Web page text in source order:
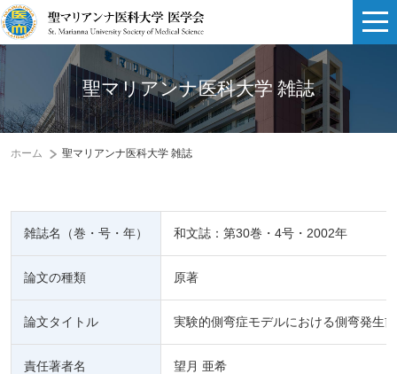
聖マリアンナ医科大学 雑誌
ホーム 聖マリアンナ医科大学 雑誌
雑誌名（巻・号・年） 和文誌：第30巻・4号・2002年
論文の種類 原著
論文タイトル 実験的側弯症モデルにおける側弯発生
責任著者名 望月 亜希